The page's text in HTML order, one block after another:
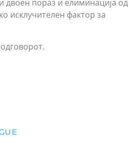
двоен пораз и елиминација од
исклучителен фактор за